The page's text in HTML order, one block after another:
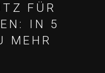
FÜR
IN 5
MEHR